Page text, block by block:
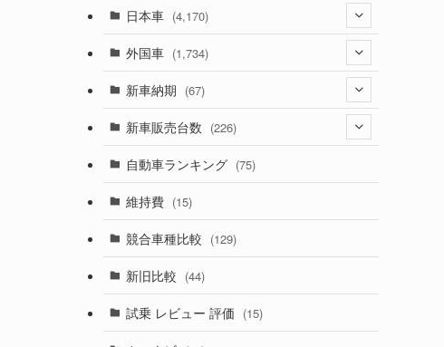
日本車 (4,170)
(1,320)
(329)
(525)
(356)
(328)
(194)
(230)
(253)
外国車 (1,734)
(188)
(242)
(85)
(84)
(14)
(222)
新車納期 (67)
(28)
(8)
(3)
(3)
(5)
新車販売台数 (226)
(21)
(5)
(7)
自動車ランキング (75)
維持費 (15)
競合車種比較 (129)
新旧比較 (44)
試乗 レビュー 評価 (15)